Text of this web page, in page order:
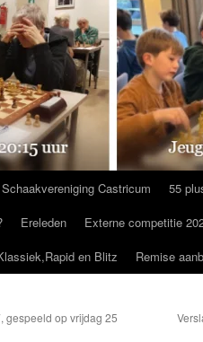
Castricum 55
Ereleden Externe competitie
en Blitz
Remise
gespeeld op vrijdag 25